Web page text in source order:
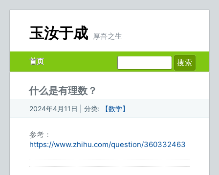
玉汝于成 厚吾之生
首页
什么是有理数？
2024年4月11日 | 分类: 【数学】
参考：
https://www.zhihu.com/question/360332463